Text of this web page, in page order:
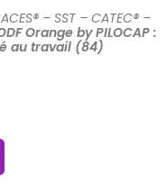
– SST – CATEC® –
Orange by PILOCAP :
au travail (84)